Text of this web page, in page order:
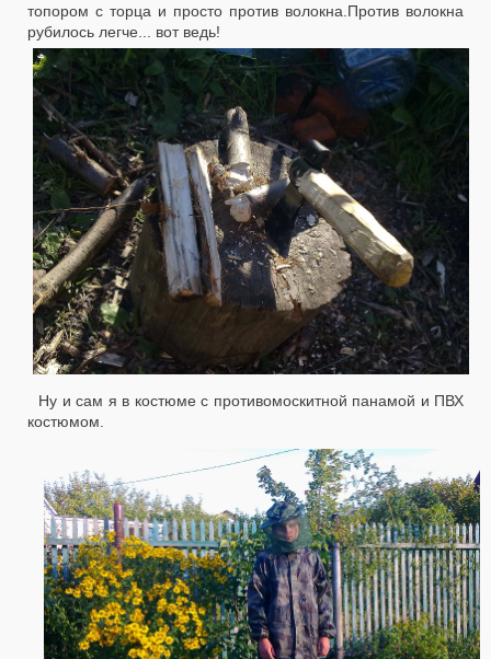
топором с торца и просто против волокна.Против волокна
рубилось легче... вот ведь!
Ну и сам я в костюме с противомоскитной панамой и ПВХ
костюмом.